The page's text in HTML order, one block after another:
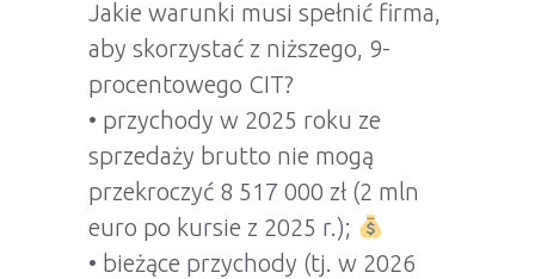
Jakie warunki musi spełnić firma,
aby skorzystać z niższego, 9-
procentowego CIT?
•⁠ ⁠przychody w 2025 roku ze
sprzedaży brutto nie mogą
przekroczyć 8 517 000 zł (2 mln
euro po kursie z 2025 r.);
•⁠ ⁠bieżące przychody (tj. w 2026